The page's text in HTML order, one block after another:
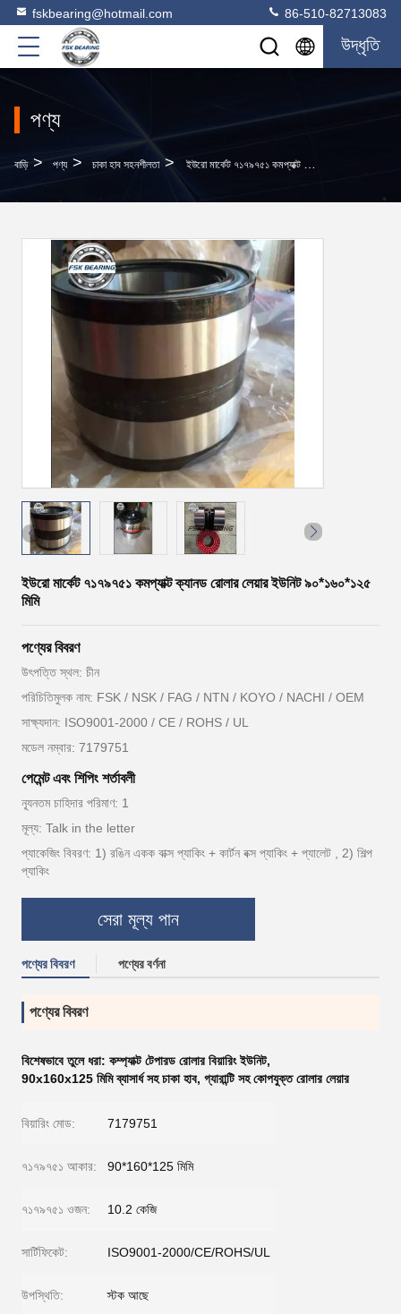
fskbearing@hotmail.com 86-510-82713083
উদ্ধৃতি
পণ্য
বাড়ি > পণ্য > চাকা হাব সহনশীলতা > ইউরো মার্কেট ৭১৭৯৭৫১ কমপ্যাক্ট ক্যানড রোলার লেয়ার ইউনিট ৯০*১৬০*১২৫ মিমি
ইউরো মার্কেট ৭১৭৯৭৫১ কমপ্যাক্ট ক্যানড রোলার লেয়ার ইউনিট ৯০*১৬০*১২৫
মিমি
পণ্যের বিবরণ
উৎপত্তি স্থল: চীন
পরিচিতিমুলক নাম: FSK / NSK / FAG / NTN / KOYO / NACHI / OEM
সাক্ষ্যদান: ISO9001-2000 / CE / ROHS / UL
মডেল নম্বার: 7179751
পেমেন্ট এবং শিপিং শর্তাবলী
ন্যূনতম চাহিদার পরিমাণ: 1
মূল্য: Talk in the letter
প্যাকেজিং বিবরণ: 1) রঙিন একক বাক্স প্যাকিং + কার্টন বক্স প্যাকিং + প্যালেট , 2) শিল্প
প্যাকিং
সেরা মূল্য পান
পণ্যের বিবরণ পণ্যের বর্ণনা
পণ্যের বিবরণ
বিশেষভাবে তুলে ধরা: কম্প্যাক্ট টেপারড রোলার বিয়ারিং ইউনিট,
90x160x125 মিমি ব্যাসার্ধ সহ চাকা হাব, গ্যারান্টি সহ কোপযুক্ত রোলার লেয়ার
বিয়ারিং মোড: 7179751
৭১৭৯৭৫১ আকার: 90*160*125 মিমি
৭১৭৯৭৫১ ওজন: 10.2 কেজি
সার্টিফিকেট: ISO9001-2000/CE/ROHS/UL
উপস্থিতি: স্টক আছে